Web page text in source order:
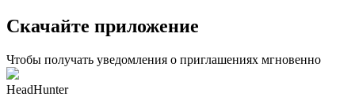
Скачайте приложение
Чтобы получать уведомления о приглашениях мгновенно
HeadHunter